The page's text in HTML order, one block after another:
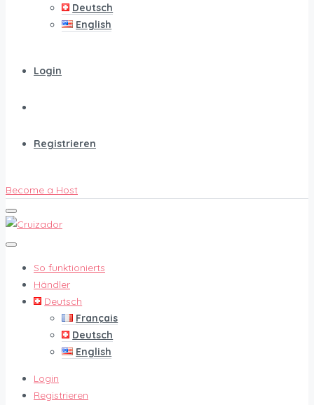
Deutsch
English
Login
Registrieren
Become a Host
So funktionierts
Händler
Deutsch
Français
Deutsch
English
Login
Registrieren